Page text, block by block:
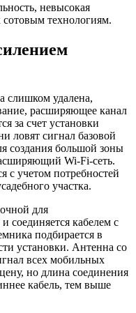
невысокая
сотовым технологиям.
слишком удалена,
расширяющее канал
за счет установки
ловят сигнал базовой
создания большой зоны
Wi-Fi-сеть.
с учетом потребностей
участка.
для
соединяется кабелем с
подбирается в
установки. Антенна со
всех мобильных
но длина соединения
кабель, тем выше